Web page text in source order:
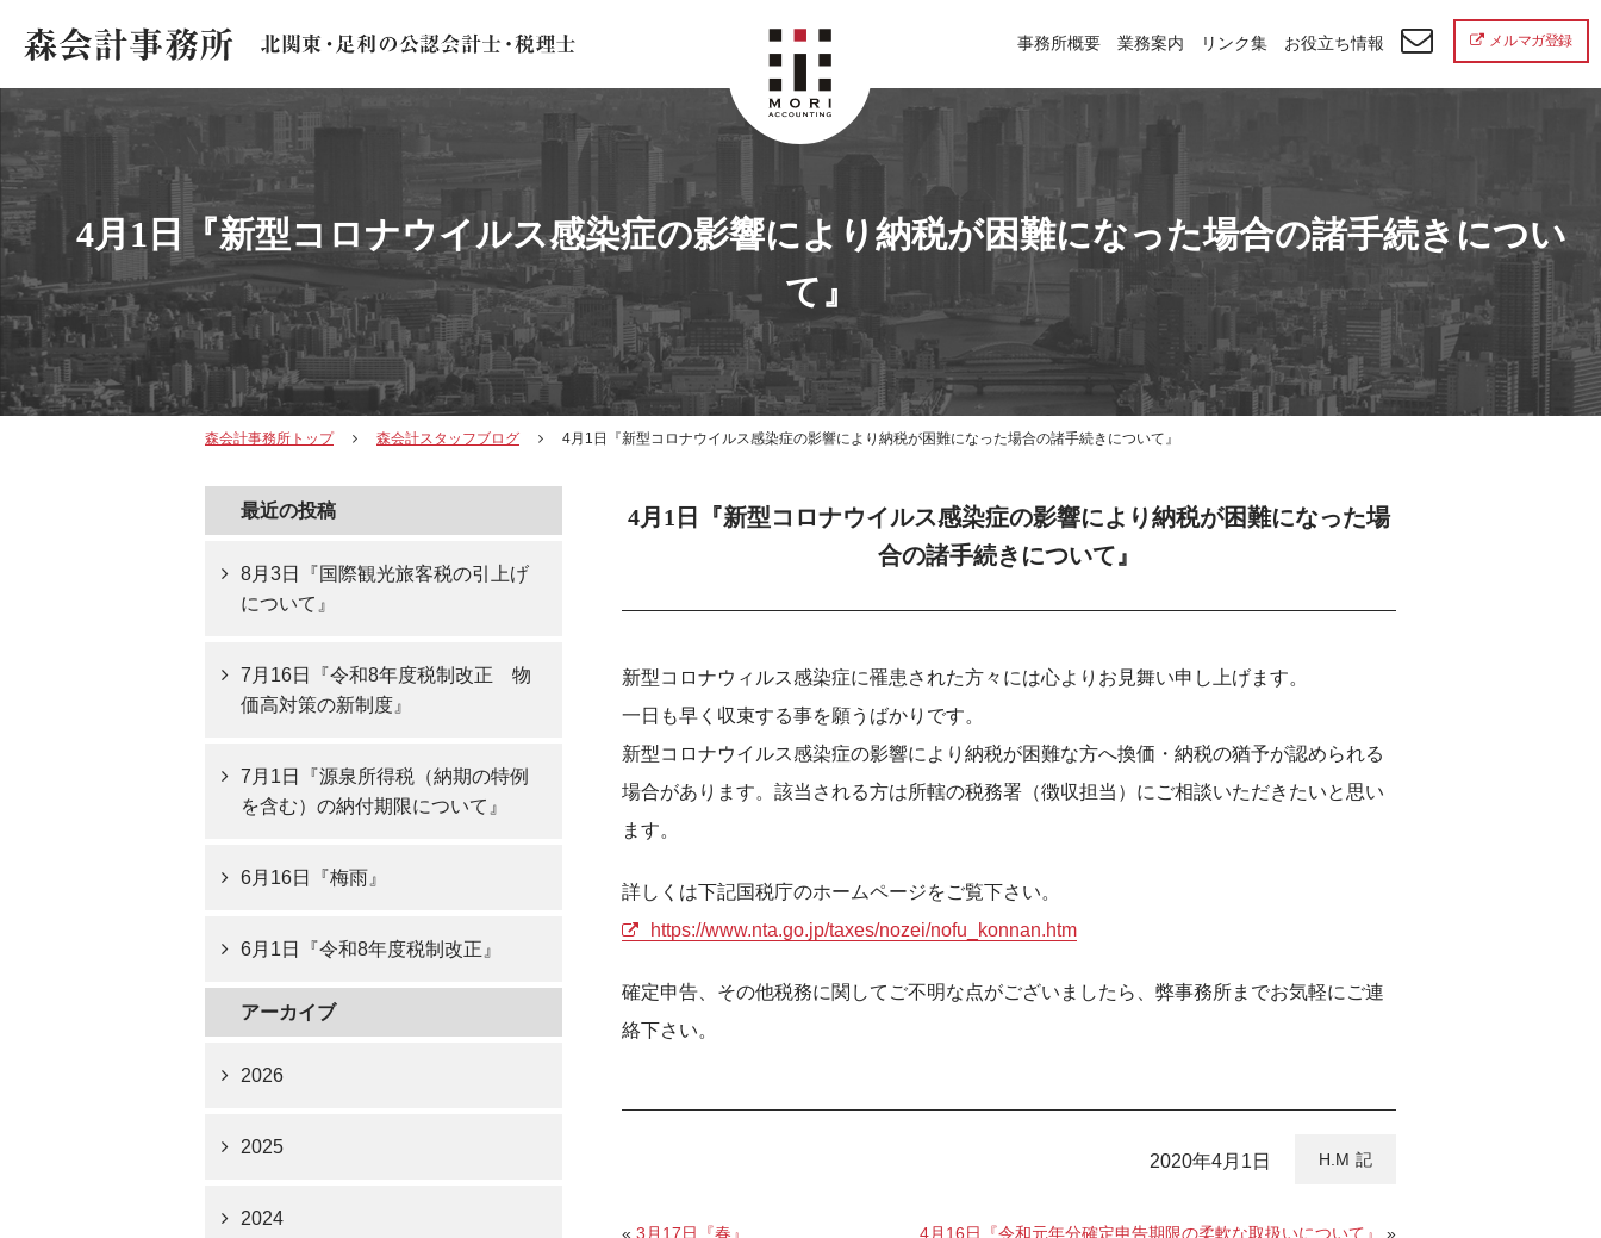
北関東 足利市の公認会計士・税理士事務所 森会計事務所
事務所概要 業務案内 リンク集 お役立ち情報 メルマガ登録
4月1日『新型コロナウイルス感染症の影響により納税が困難になった場合の諸手続きについ
て』
森会計事務所トップ 森会計スタッフブログ 4月1日『新型コロナウイルス感染症の影響により納税が困難になった場合の諸手続きについて』
4月1日『新型コロナウイルス感染症の影響により納税が困難になった場
合の諸手続きについて』
新型コロナウィルス感染症に罹患された方々には心よりお見舞い申し上げます。
一日も早く収束する事を願うばかりです。
新型コロナウイルス感染症の影響により納税が困難な方へ換価・納税の猶予が認められる
場合があります。該当される方は所轄の税務署（徴収担当）にご相談いただきたいと思い
ます。
詳しくは下記国税庁のホームページをご覧下さい。
https://www.nta.go.jp/taxes/nozei/nofu_konnan.htm
確定申告、その他税務に関してご不明な点がございましたら、弊事務所までお気軽にご連
絡下さい。
H.M
2020年4月1日
« 3月17日『春』 4月16日『令和元年分確定申告期限の柔軟な取扱いについて』 »
最近の投稿
8月3日『国際観光旅客税の引上げ
について』
7月16日『令和8年度税制改正 物
価高対策の新制度』
7月1日『源泉所得税（納期の特例
を含む）の納付期限について』
6月16日『梅雨』
6月1日『令和8年度税制改正』
アーカイブ
2026
2025
2024